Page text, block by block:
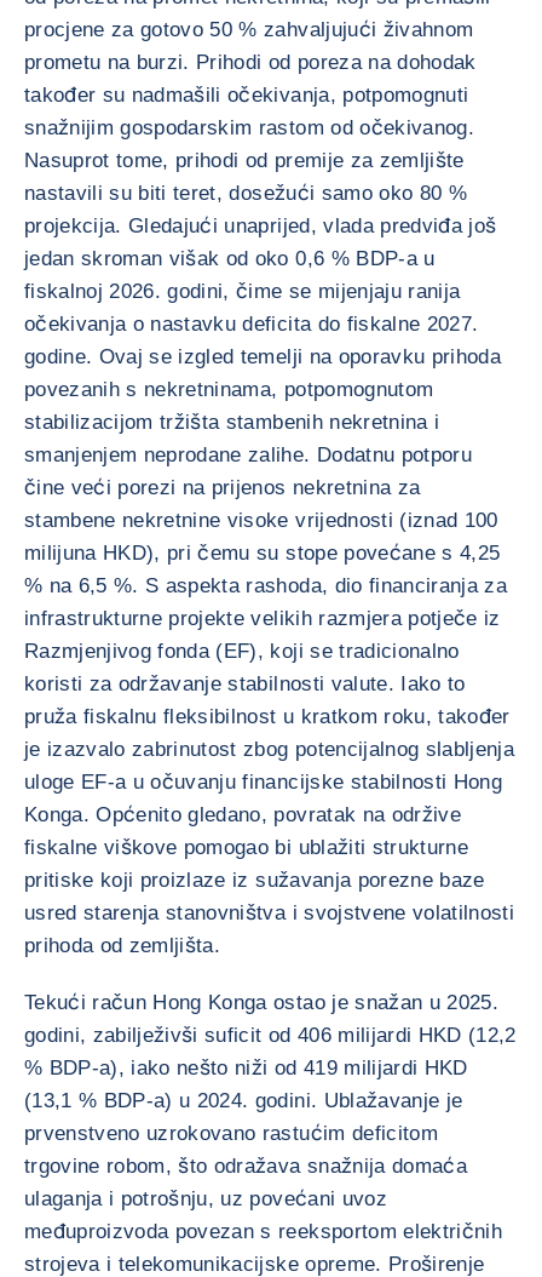
procjene za gotovo 50 % zahvaljujući živahnom
prometu na burzi. Prihodi od poreza na dohodak
također su nadmašili očekivanja, potpomognuti
snažnijim gospodarskim rastom od očekivanog.
Nasuprot tome, prihodi od premije za zemljište
nastavili su biti teret, dosežući samo oko 80 %
projekcija. Gledajući unaprijed, vlada predviđa još
jedan skroman višak od oko 0,6 % BDP-a u
fiskalnoj 2026. godini, čime se mijenjaju ranija
očekivanja o nastavku deficita do fiskalne 2027.
godine. Ovaj se izgled temelji na oporavku prihoda
povezanih s nekretninama, potpomognutom
stabilizacijom tržišta stambenih nekretnina i
smanjenjem neprodane zalihe. Dodatnu potporu
čine veći porezi na prijenos nekretnina za
stambene nekretnine visoke vrijednosti (iznad 100
milijuna HKD), pri čemu su stope povećane s 4,25
% na 6,5 %. S aspekta rashoda, dio financiranja za
infrastrukturne projekte velikih razmjera potječe iz
Razmjenjivog fonda (EF), koji se tradicionalno
koristi za održavanje stabilnosti valute. Iako to
pruža fiskalnu fleksibilnost u kratkom roku, također
je izazvalo zabrinutost zbog potencijalnog slabljenja
uloge EF-a u očuvanju financijske stabilnosti Hong
Konga. Općenito gledano, povratak na održive
fiskalne viškove pomogao bi ublažiti strukturne
pritiske koji proizlaze iz sužavanja porezne baze
usred starenja stanovništva i svojstvene volatilnosti
prihoda od zemljišta.
Tekući račun Hong Konga ostao je snažan u 2025.
godini, zabilježivši suficit od 406 milijardi HKD (12,2
% BDP-a), iako nešto niži od 419 milijardi HKD
(13,1 % BDP-a) u 2024. godini. Ublažavanje je
prvenstveno uzrokovano rastućim deficitom
trgovine robom, što odražava snažnija domaća
ulaganja i potrošnju, uz povećani uvoz
međuproizvoda povezan s reeksportom električnih
strojeva i telekomunikacijske opreme. Proširenje